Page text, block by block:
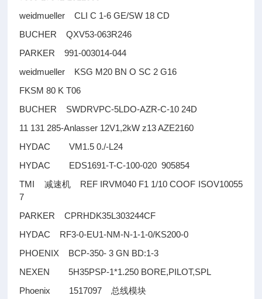
weidmueller CLI C 1-6 GE/SW 18 CD
BUCHER QXV53-063R246
PARKER 991-003014-044
weidmueller KSG M20 BN O SC 2 G16
FKSM 80 K T06
BUCHER SWDRVPC-5LDO-AZR-C-10 24D
11 131 285-Anlasser 12V1,2kW z13 AZE2160
HYDAC VM1.5 0./-L24
HYDAC EDS1691-T-C-100-020 905854
TMI 减速机REF IRVM040 F1 1/10 COOF ISOV10055
7
PARKER CPRHDK35L303244CF
HYDAC RF3-0-EU1-NM-N-1-1-0/KS200-0
PHOENIX BCP-350- 3 GN BD:1-3
NEXEN 5H35PSP-1*1.250 BORE,PILOT,SPL
Phoenix 1517097 总线模块